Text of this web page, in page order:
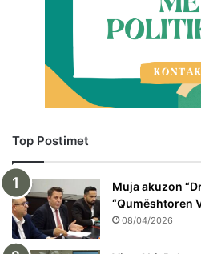
Top Postimet
Muja akuzon
“Qumështoren
08/04/2026